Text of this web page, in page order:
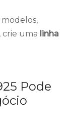
crie uma linha
Pode